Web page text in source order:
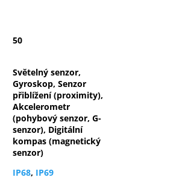
50
Světelný senzor,
Gyroskop, Senzor
přiblížení (proximity),
Akcelerometr
(pohybový senzor, G-
senzor), Digitální
kompas (magnetický
senzor)
IP68, IP69